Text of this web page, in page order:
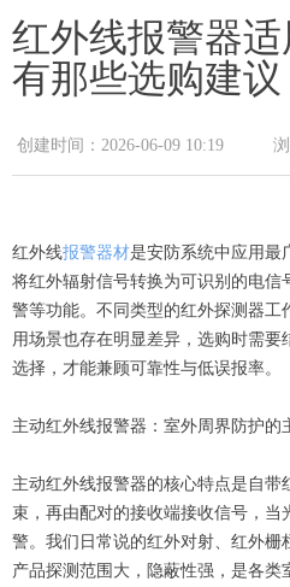
红外线报警器适
有那些选购建议
红外线报警器材是安防系统中应用最
将红外辐射信号转换为可识别的电信
警等功能。不同类型的红外探测器工
用场景也存在明显差异，选购时需要
选择，才能兼顾可靠性与低误报率。
主动红外线报警器：室外周界防护的
主动红外线报警器的核心特点是自带
束，再由配对的接收端接收信号，当
警。我们日常说的红外对射、红外栅
产品探测范围大，隐蔽性强，是各类
创建时间： 2026-06-09 10:19